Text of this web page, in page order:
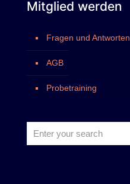
Mitglied werden
Fragen und Antworten
AGB
Probetraining